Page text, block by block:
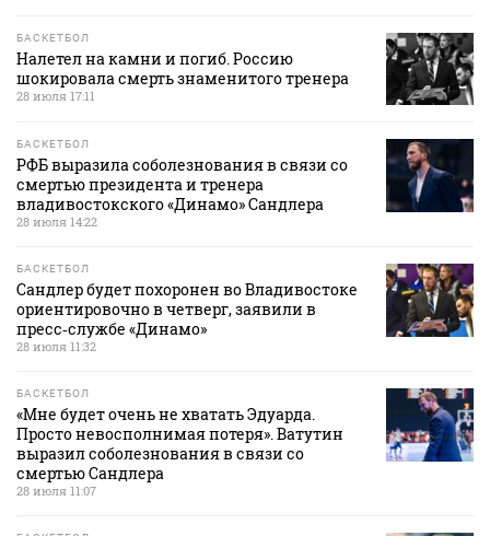
БАСКЕТБОЛ
Налетел на камни и погиб. Россию
шокировала смерть знаменитого тренера
28 июля 17:11
БАСКЕТБОЛ
РФБ выразила соболезнования в связи со
смертью президента и тренера
владивостокского «Динамо» Сандлера
28 июля 14:22
БАСКЕТБОЛ
Сандлер будет похоронен во Владивостоке
ориентировочно в четверг, заявили в
пресс‑службе «Динамо»
28 июля 11:32
БАСКЕТБОЛ
«Мне будет очень не хватать Эдуарда.
Просто невосполнимая потеря». Ватутин
выразил соболезнования в связи со
смертью Сандлера
28 июля 11:07